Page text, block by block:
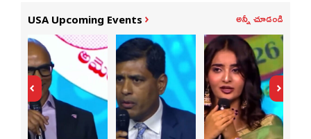
USA Upcoming Events అన్నీ చూడండి